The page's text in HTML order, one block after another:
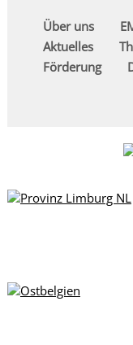
Über uns
Aktuelles
Förderung